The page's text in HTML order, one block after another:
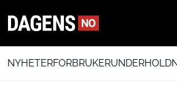
NYHETERFORBRUKER